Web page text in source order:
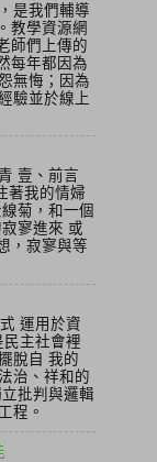
是我們輔導
教學資源網
師們上傳的
每年都因為
無悔；因為
驗並於線上
壹、前言
我的情婦
菊，和一個
寥進來 或
，寂寥與等
運用於資
主社會裡
脫自 我的
治、祥和的
批判與邏輯
程。